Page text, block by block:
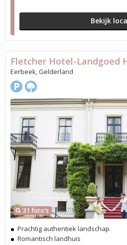
Bekijk
31 foto's
Fletcher Hotel-Landgoed
Eerbeek, Gelderland
Prachtig authentiek landschap
Romantisch landhuis